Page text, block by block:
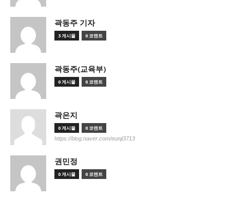
곽동주 기자
3 게시물 0 코멘트
곽동주(교육부)
0 게시물 0 코멘트
곽은지
0 게시물 0 코멘트
https://blog.naver.com/eunji3713
권민정
0 게시물 0 코멘트